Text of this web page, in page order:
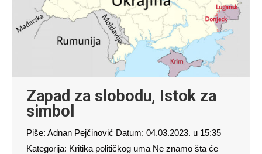
Zapad za slobodu, Istok za
simbol
Piše: Adnan Pejčinović Datum: 04.03.2023. u 15:35
Kategorija: Kritika političkog uma Ne znamo šta će